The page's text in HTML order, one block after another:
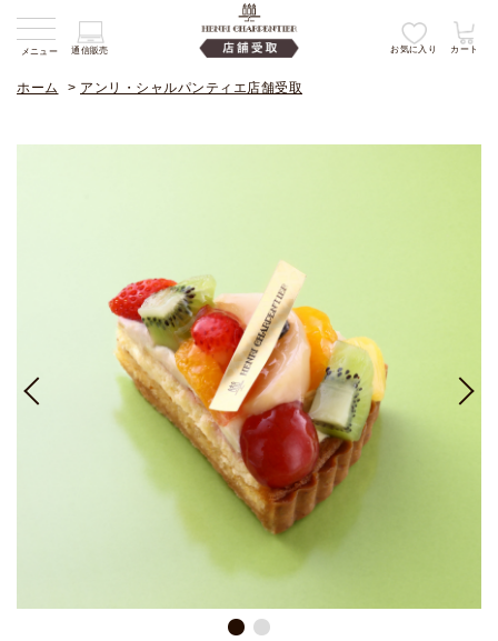
メニュー 通信販売 お気に入り カート
ホーム > アンリ・シャルパンティエ店舗受取